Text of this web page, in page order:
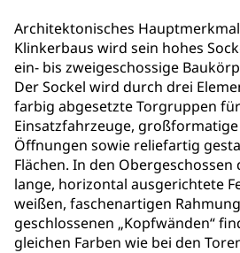
Architektonisches
Klinkerbaus wird sein hohes
ein- bis zweigeschossige
Der Sockel wird durch drei
farbig abgesetzte Torgruppen
Einsatzfahrzeuge,
Öffnungen sowie reliefartig
Flächen. In den
lange, horizontal ausgerichtete
weißen, faschenartigen
geschlossenen „Kopfwänden“
gleichen Farben wie bei den